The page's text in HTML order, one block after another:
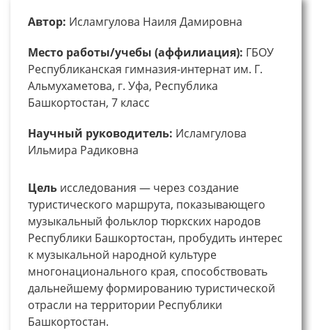
Автор: Исламгулова Наиля Дамировна
Место работы/учебы (аффилиация): ГБОУ
Республиканская гимназия-интернат им. Г.
Альмухаметова, г. Уфа, Республика
Башкортостан, 7 класс
Научный руководитель: Исламгулова
Ильмира Радиковна
Цель исследования — через создание
туристического маршрута, показывающего
музыкальный фольклор тюркских народов
Республики Башкортостан, пробудить интерес
к музыкальной народной культуре
многонационального края, способствовать
дальнейшему формированию туристической
отрасли на территории Республики
Башкортостан.